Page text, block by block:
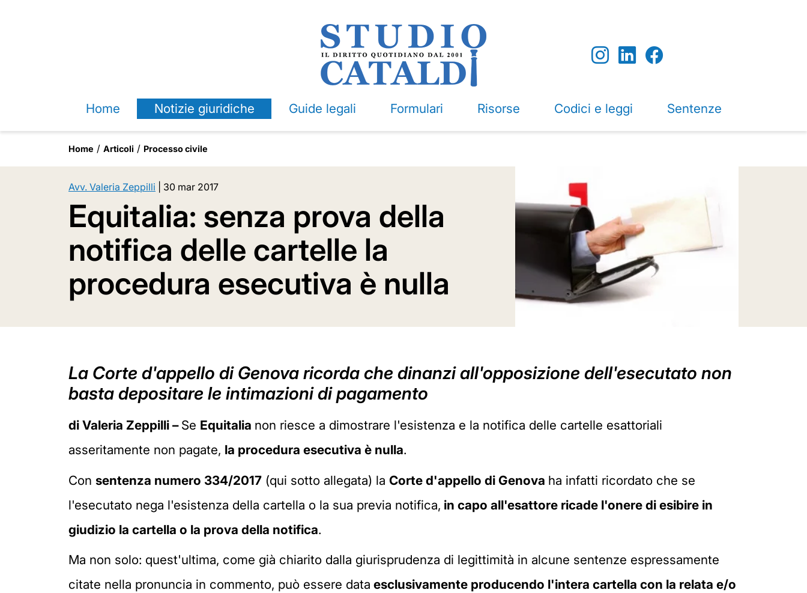
Home Notizie giuridiche Guide legali Formulari Risorse Codici e leggi Sentenze
Home Articoli Processo civile
Avv. Valeria Zeppilli 30 mar 2017
Equitalia: senza prova della
notifica delle cartelle la
procedura esecutiva è nulla
La Corte d'appello di Genova ricorda che dinanzi all'opposizione dell'esecutato non
basta depositare le intimazioni di pagamento
di Valeria Zeppilli – Se Equitalia non riesce a dimostrare l'esistenza e la notifica delle cartelle esattoriali
asseritamente non pagate, la procedura esecutiva è nulla.
Con sentenza numero 334/2017 (qui sotto allegata) la Corte d'appello di Genova ha infatti ricordato che se
l'esecutato nega l'esistenza della cartella o la sua previa notifica, in capo all'esattore ricade l'onere di esibire in
giudizio la cartella o la prova della notifica.
Ma non solo: quest'ultima, come già chiarito dalla giurisprudenza di legittimità in alcune sentenze espressamente
citate nella pronuncia in commento, può essere data esclusivamente producendo l'intera cartella con la relata e/o